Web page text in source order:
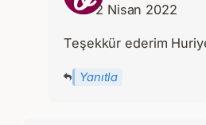
2 Nisan 2022
Teşekkür ederim
Yanıtla